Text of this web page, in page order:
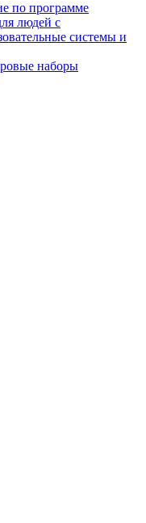
по программе
людей с
системы и
наборы